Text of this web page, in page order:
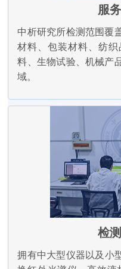
服
中析研究所检测范围覆
材料、包装材料、纺
料、生物试验、机械产
域。
检
拥有中大型仪器以及小